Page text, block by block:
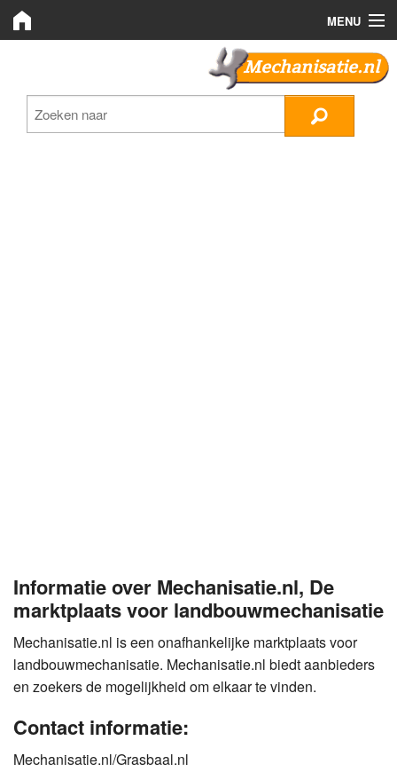
MENU
Zoeken
Mechanisatie.nl
Informatie over Mechanisatie.nl, De
marktplaats voor landbouwmechanisatie
Mechanisatie.nl is een onafhankelijke marktplaats voor
landbouwmechanisatie. Mechanisatie.nl biedt aanbieders
en zoekers de mogelijkheid om elkaar te vinden.
Contact informatie:
Mechanisatie.nl/Grasbaal.nl